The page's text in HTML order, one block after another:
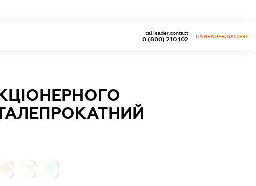
0 (800) 210 102
caHeader.contact
CAHEADER.GETTEST